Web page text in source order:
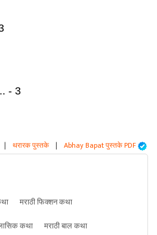
- 3
| थरारक पुस्तके | Abhay Bapat पुस्तके PDF
मराठी फिक्शन कथा
कथा
मराठी बाल कथा